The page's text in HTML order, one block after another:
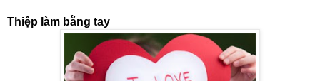
Thiệp làm bằng tay